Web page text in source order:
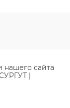
нашего сайта
|